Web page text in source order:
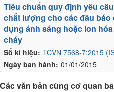
Số kí hiệu: TCVN 7568-7:2015
Ngày ban hành: 01/01/2015
Tiêu chuẩn quy định yêu
chất lượng cho các đầu
dụng ánh sáng hoặc ion
cháy
Các văn bản cùng cơ quan